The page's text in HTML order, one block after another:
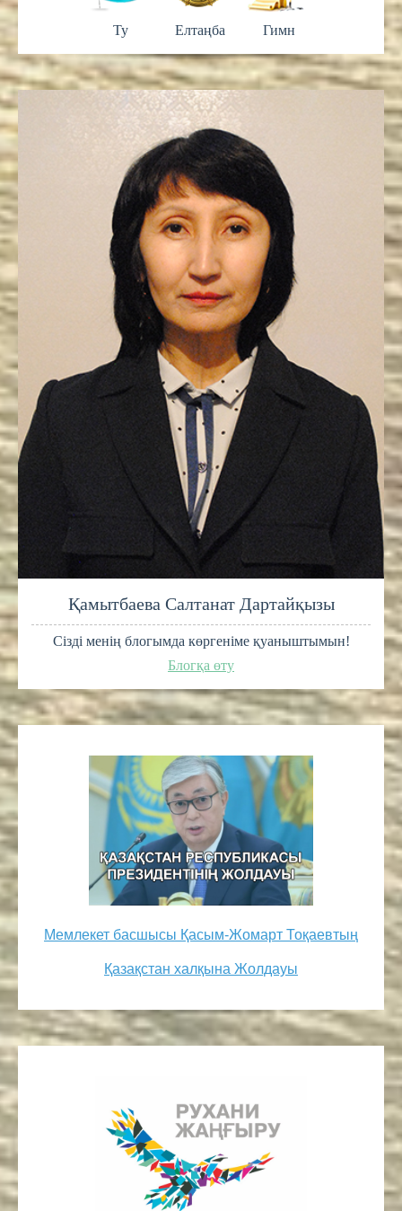
Ту Елтаңба Гимн
Қамытбаева Салтанат Дартайқызы
Сізді менің блогымда көргеніме қуаныштымын!
Блогқа өту
Мемлекет басшысы Қасым-Жомарт Тоқаевтың
Қазақстан халқына Жолдауы